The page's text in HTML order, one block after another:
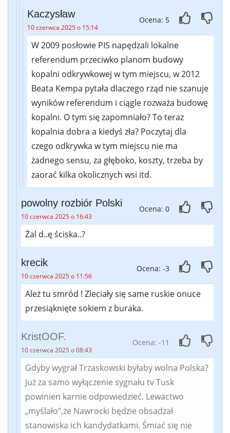
Kaczysław
10 czerwca 2025 o 15:14
Ocena: 5
W 2009 posłowie PIS napędzali lokalne
referendum przeciwko planom budowy
kopalni odkrywkowej w tym miejscu, w 2012
Beata Kempa pytała dlaczego rząd nie szanuje
wyników referendum i ciągle rozważa budowę
kopalni. O tym się zapomniało? To teraz
kopalnia dobra a kiedyś zła? Poczytaj dla
czego odkrywka w tym miejscu nie ma
żadnego sensu, za głęboko, koszty, trzeba by
zaorać kilka okolicznych wsi itd.
powolny rozbiór Polski
10 czerwca 2025 o 16:43
Ocena: 0
Żal d..ę ściska..?
krecik
10 czerwca 2025 o 11:56
Ocena: -3
Ależ tu smród ! Zleciały się same ruskie onuce
przesiąknięte sokiem z buraka.
KristOOF.
10 czerwca 2025 o 08:43
Ocena: -11
Gdyby wygrał Trzaskowski byłaby wolna Polska?
Już za samo wyłączenie sygnału tv Tusk
powinien karnie odpowiedzieć. Lewactwo
„myślało”,że Nawrocki będzie obsadzał
stanowiska ich kandydatkami. Śmiać się nie